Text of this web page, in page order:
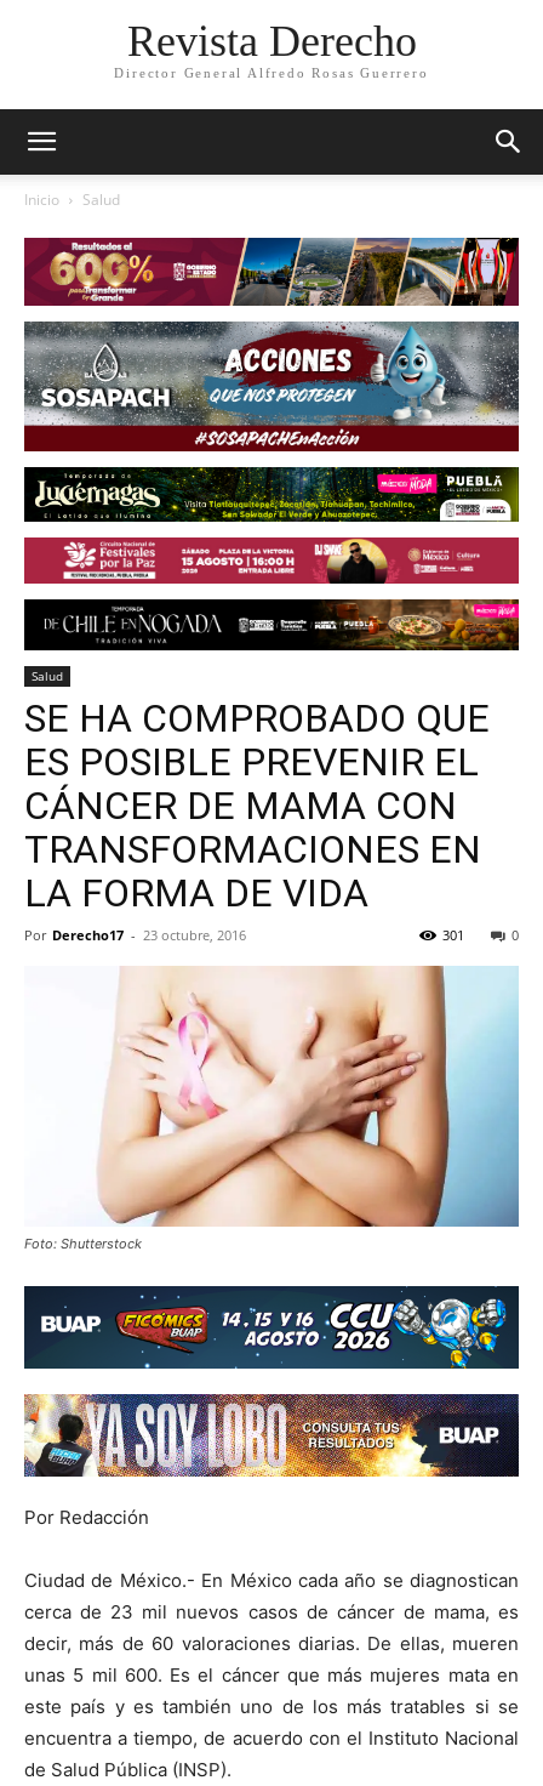
Revista Derecho
Director General Alfredo Rosas Guerrero
Inicio Salud
Salud
SE HA COMPROBADO QUE
ES POSIBLE PREVENIR EL
CÁNCER DE MAMA CON
TRANSFORMACIONES EN
LA FORMA DE VIDA
Por Derecho17 - 23 octubre, 2016 0
301
Foto: Shutterstock
Por Redacción
Ciudad de México.- En México cada año se diagnostican
cerca de 23 mil nuevos casos de cáncer de mama, es
decir, más de 60 valoraciones diarias. De ellas, mueren
unas 5 mil 600. Es el cáncer que más mujeres mata en
este país y es también uno de los más tratables si se
encuentra a tiempo, de acuerdo con el Instituto Nacional
de Salud Pública (INSP).